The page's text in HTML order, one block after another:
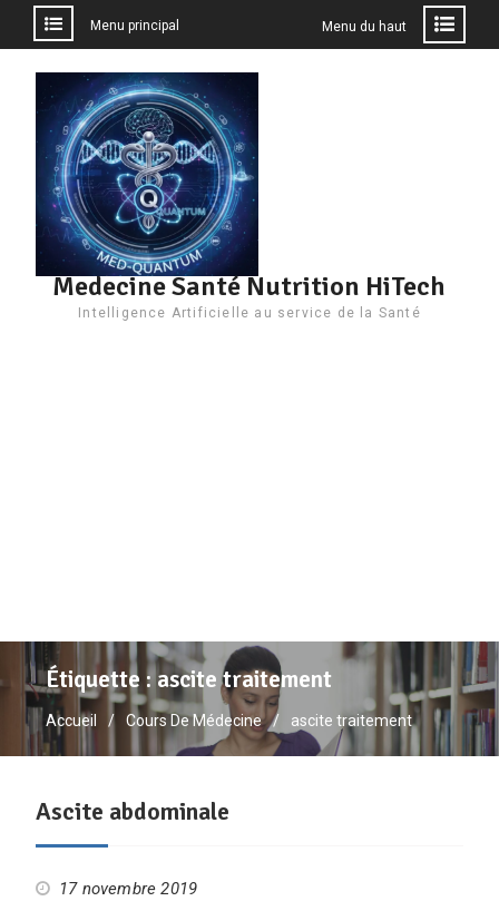
contenu
Menu principal Menu du haut
Medecine Santé Nutrition HiTech
Intelligence Artificielle au service de la Santé
Étiquette : ascite traitement
Accueil Cours De Médecine ascite traitement
Ascite abdominale
17 novembre 2019